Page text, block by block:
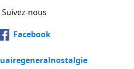
Suivez-nous
Facebook